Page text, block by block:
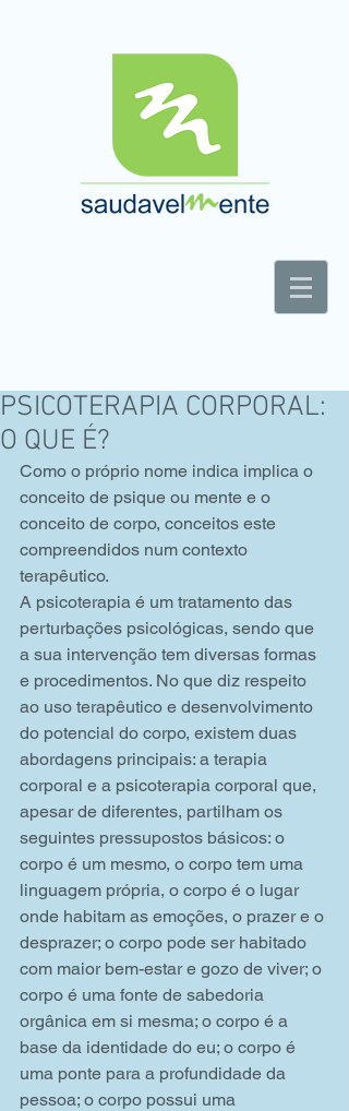
PSICOTERAPIA CORPORAL:
O QUE É?
Como o próprio nome indica implica o
conceito de psique ou mente e o
conceito de corpo, conceitos este
compreendidos num contexto
terapêutico.
A psicoterapia é um tratamento das
perturbações psicológicas, sendo que
a sua intervenção tem diversas formas
e procedimentos. No que diz respeito
ao uso terapêutico e desenvolvimento
do potencial do corpo, existem duas
abordagens principais: a terapia
corporal e a psicoterapia corporal que,
apesar de diferentes, partilham os
seguintes pressupostos básicos: o
corpo é um mesmo, o corpo tem uma
linguagem própria, o corpo é o lugar
onde habitam as emoções, o prazer e o
desprazer; o corpo pode ser habitado
com maior bem-estar e gozo de viver; o
corpo é uma fonte de sabedoria
orgânica em si mesma; o corpo é a
base da identidade do eu; o corpo é
uma ponte para a profundidade da
pessoa; o corpo possui uma